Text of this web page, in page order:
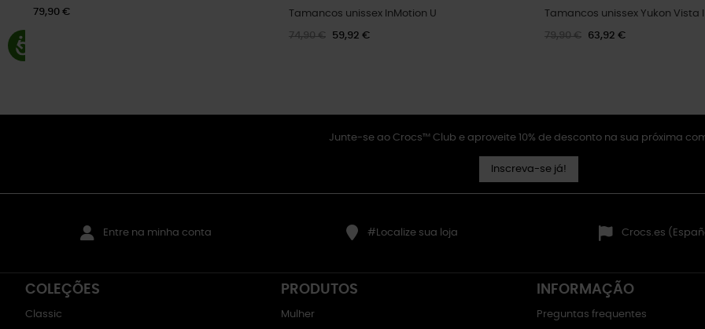
79,90 € Tamancos unissex InMotion U
74,90 € 59,92 €
Tamancos unissex Yukon Vista
79,90 € 63,92 €
Junte-se ao Crocs™ Club e aproveite 10% de desconto na sua próxima
Inscreva-se já!
Entre na minha conta #Localize sua loja Crocs.es
COLEÇÕES
Classic
PRODUTOS
Mulher
INFORMAÇÃO
Preguntas frequentes